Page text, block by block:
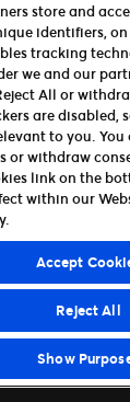
for utviklere
for utviklere
preferanser
store and
identifiers,
tracking
we and our
All or
are disabled,
to you.
or withdraw
link on the
within our
Accept
Reject All
Show